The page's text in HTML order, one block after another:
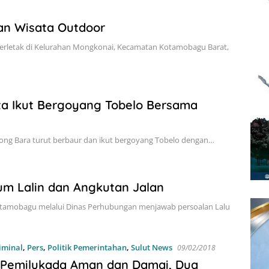
Wisata Outdoor
di Kelurahan Mongkonai, Kecamatan Kotamobagu Barat,
Ikut Bergoyang Tobelo Bersama
Bara turut berbaur dan ikut bergoyang Tobelo dengan…
Lalin dan Angkutan Jalan
melalui Dinas Perhubungan menjawab persoalan Lalu
, Pers, Politik Pemerintahan, Sulut News 09/02/2018
Aman dan Damai, Dua